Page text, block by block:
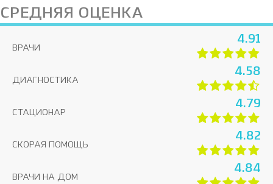
СРЕДНЯЯ ОЦЕНКА
ВРАЧИ
4.91
ДИАГНОСТИКА
4.58
СТАЦИОНАР
4.79
СКОРАЯ ПОМОЩЬ
4.82
ВРАЧИ НА ДОМ
4.84